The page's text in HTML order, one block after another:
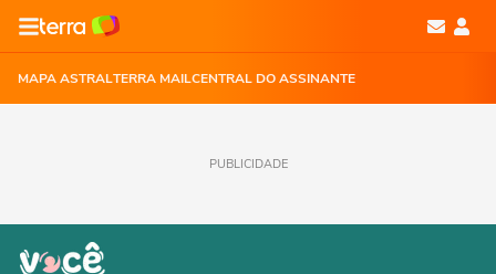
MAPA ASTRALTERRA MAILCENTRAL DO ASSINANTE
PUBLICIDADE